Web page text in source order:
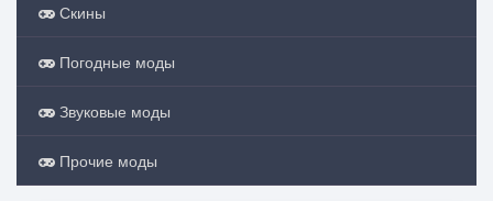
Скины
Погодные моды
Звуковые моды
Прочие моды